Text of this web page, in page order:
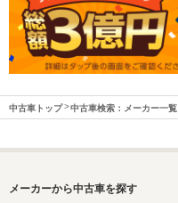
中古車トップ 中古車検索：メーカー一覧
メーカーから中古車を探す